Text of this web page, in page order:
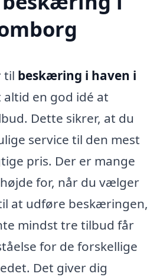
til beskæring i haven i
altid en god idé at
Dette sikrer, at du
service til den mest
pris. Der er mange
for, når du vælger
at udføre beskæringen,
mindst tre tilbud får
for de forskellige
Det giver dig